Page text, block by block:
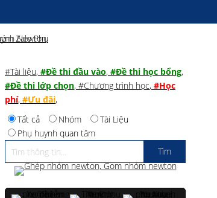
#Tài liệu, #Đề thi đầu vào, #Đề thi học bổng,
#Đề thi lớp chọn, #Chương trình học, #Học
phí, #Ưu đãi,
Tất cả
Nhóm
Tài Liệu
Phụ huynh quan tâm